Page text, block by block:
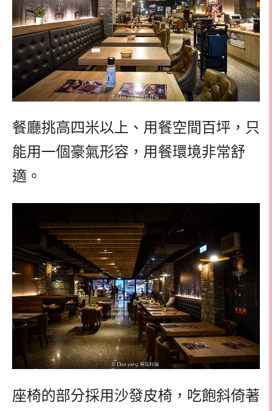
餐廳挑高四米以上、用餐空間百坪，只
能用一個豪氣形容，用餐環境非常舒
適。
座椅的部分採用沙發皮椅，吃飽斜倚著